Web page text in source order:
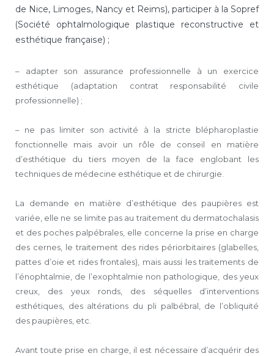
de Nice, Limoges, Nancy et Reims), participer à la Sopref
(Société ophtalmologique plastique reconstructive et
esthétique française) ;
– adapter son assurance professionnelle à un exercice
esthétique (adaptation contrat responsabilité civile
professionnelle) ;
– ne pas limiter son activité à la stricte blépharoplastie
fonctionnelle mais avoir un rôle de conseil en matière
d’esthétique du tiers moyen de la face englobant les
techniques de médecine esthétique et de chirurgie.
La demande en matière d’esthétique des paupières est
variée, elle ne se limite pas au traitement du dermatochalasis
et des poches palpébrales, elle concerne la prise en charge
des cernes, le traitement des rides périorbitaires (glabelles,
pattes d’oie et rides frontales), mais aussi les traitements de
l’énophtalmie, de l’exophtalmie non pathologique, des yeux
creux, des yeux ronds, des séquelles d’interventions
esthétiques, des altérations du pli palbébral, de l’obliquité
des paupières, etc.
Avant toute prise en charge, il est nécessaire d’acquérir des